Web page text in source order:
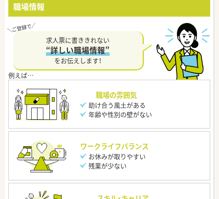
職場情報
求人票に書ききれない
“詳しい職場情報”
をお伝えします！
職場の雰囲気
助け合う風土がある
年齢や性別の壁がない
ワークライフバランス
お休みが取りやすい
残業が少ない